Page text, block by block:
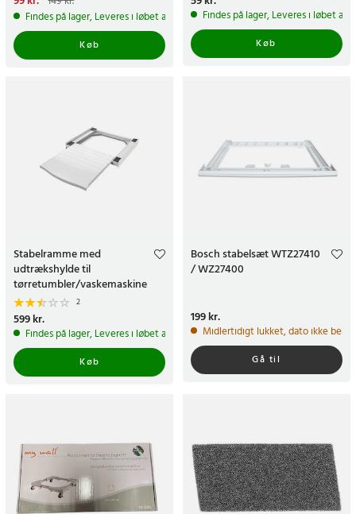
pris:149 kr.
Findes på lager, Leveres i løbet af 1-2 hverdage
Køb
Findes på lager, Leveres i løbet af
Køb
Stabelramme med
udtrækshylde til
tørretumbler/vaskemaskine
2
Pris:599 kr.
599 kr.
Findes på lager, Leveres i løbet af 1-2 hverdage
Køb
Bosch stabelsæt WTZ27410
/ WZ27400
Pris:199 kr.
199 kr.
Midlertidigt lukket, dato ikke
Gå til